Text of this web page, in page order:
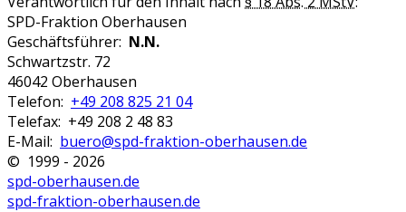
SPD-Fraktion Oberhausen
Geschäftsführer: N.N.
Schwartzstr. 72
46042 Oberhausen
Telefon: +49 208 825 21 04
Telefax: +49 208 2 48 83
E-Mail: buero@spd-fraktion-oberhausen.de
© 1999 - 2026
spd-oberhausen.de
spd-fraktion-oberhausen.de